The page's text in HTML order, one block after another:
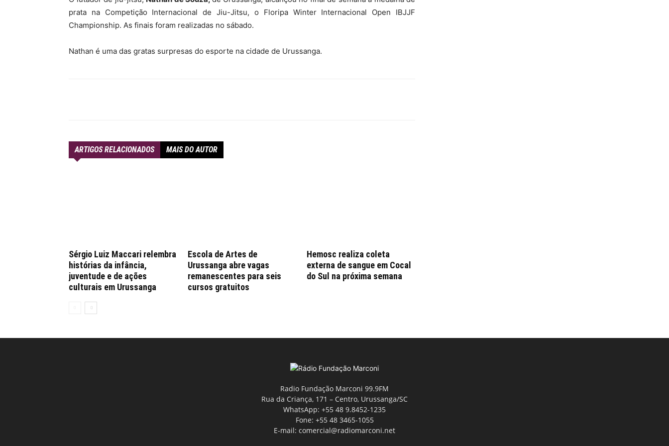
MHZ
prata na Competição Internacional de Jiu-Jitsu, o Floripa Winter Internacional Open IBJJF
Championship. As finais foram realizadas no sábado.
Nathan é uma das gratas surpresas do esporte na cidade de Urussanga.
ARTIGOS RELACIONADOS MAIS DO AUTOR
Sérgio Luiz Maccari relembra
histórias da infância,
juventude e de ações
culturais em Urussanga
Escola de Artes de
Urussanga abre vagas
remanescentes para seis
cursos gratuitos
Hemosc realiza coleta
externa de sangue em Cocal
do Sul na próxima semana
Radio Fundação Marconi 99.9FM
Rua da Criança, 171 – Centro, Urussanga/SC
WhatsApp: +55 48 9.8452-1235
Fone: +55 48 3465-1055
E-mail: comercial@radiomarconi.net